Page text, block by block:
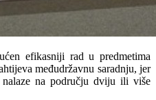
efikasniji rad u predmetima
međudržavnu saradnju, jer
na području dviju ili više